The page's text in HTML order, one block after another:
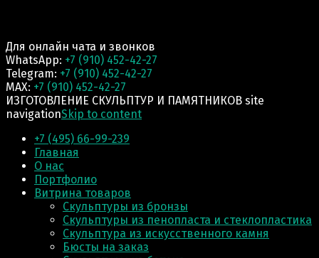
Для онлайн чата и звонков
WhatsApp: +7 (910) 452-42-27
Telegram: +7 (910) 452-42-27
MAX: +7 (910) 452-42-27
ИЗГОТОВЛЕНИЕ СКУЛЬПТУР И ПАМЯТНИКОВ site
navigationSkip to content
+7 (495) 66-99-239
Главная
О нас
Портфолио
Витрина товаров
Скульптуры из бронзы
Скульптуры из пенопласта и стеклопластика
Скульптура из искусственного камня
Бюсты на заказ